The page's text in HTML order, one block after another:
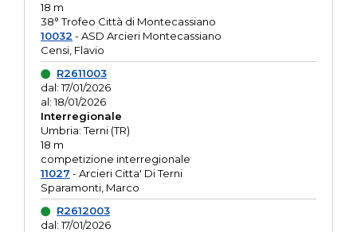
18 m
38° Trofeo Città di Montecassiano
10032 - ASD Arcieri Montecassiano
Censi, Flavio
R2611003
dal: 17/01/2026
al: 18/01/2026
Interregionale
Umbria: Terni (TR)
18 m
competizione interregionale
11027 - Arcieri Citta' Di Terni
Sparamonti, Marco
R2612003
dal: 17/01/2026